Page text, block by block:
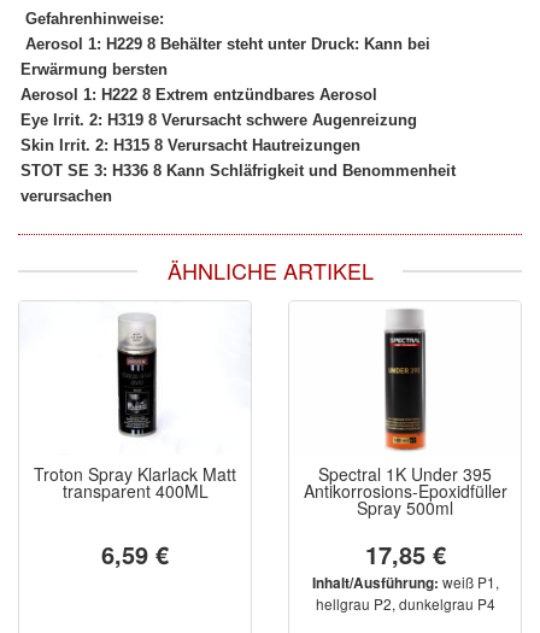
Gefahrenhinweise:
Aerosol 1: H229 8 Behälter steht unter Druck: Kann bei
Erwärmung bersten
Aerosol 1: H222 8 Extrem entzündbares Aerosol
Eye Irrit. 2: H319 8 Verursacht schwere Augenreizung
Skin Irrit. 2: H315 8 Verursacht Hautreizungen
STOT SE 3: H336 8 Kann Schläfrigkeit und Benommenheit
verursachen
ÄHNLICHE ARTIKEL
Troton Spray Klarlack Matt
transparent 400ML
6,59 €
Spectral 1K Under 395
Antikorrosions-Epoxidfüller
Spray 500ml
17,85 €
Inhalt/Ausführung: weiß P1,
hellgrau P2, dunkelgrau P4